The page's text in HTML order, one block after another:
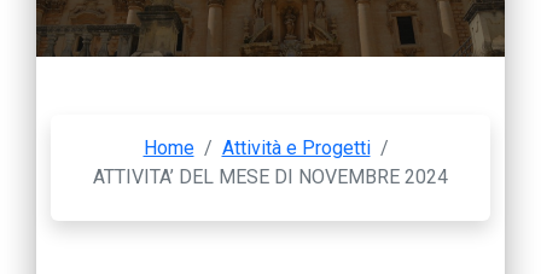
Home / Attività e Progetti /
ATTIVITA’ DEL MESE DI NOVEMBRE 2024